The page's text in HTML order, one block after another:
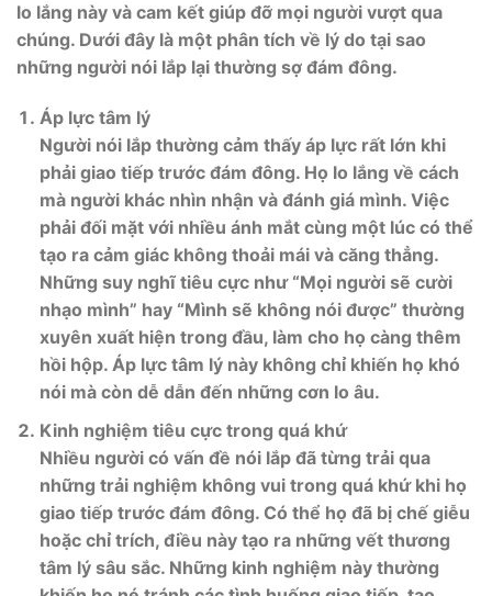
lo lắng này và cam kết giúp đỡ mọi người vượt qua
chúng. Dưới đây là một phân tích về lý do tại sao
những người nói lắp lại thường sợ đám đông.
Áp lực tâm lý
Người nói lắp thường cảm thấy áp lực rất lớn khi
phải giao tiếp trước đám đông. Họ lo lắng về cách
mà người khác nhìn nhận và đánh giá mình. Việc
phải đối mặt với nhiều ánh mắt cùng một lúc có thể
tạo ra cảm giác không thoải mái và căng thẳng.
Những suy nghĩ tiêu cực như “Mọi người sẽ cười
nhạo mình” hay “Mình sẽ không nói được” thường
xuyên xuất hiện trong đầu, làm cho họ càng thêm
hồi hộp. Áp lực tâm lý này không chỉ khiến họ khó
nói mà còn dễ dẫn đến những cơn lo âu.
Kinh nghiệm tiêu cực trong quá khứ
Nhiều người có vấn đề nói lắp đã từng trải qua
những trải nghiệm không vui trong quá khứ khi họ
giao tiếp trước đám đông. Có thể họ đã bị chế giễu
hoặc chỉ trích, điều này tạo ra những vết thương
tâm lý sâu sắc. Những kinh nghiệm này thường